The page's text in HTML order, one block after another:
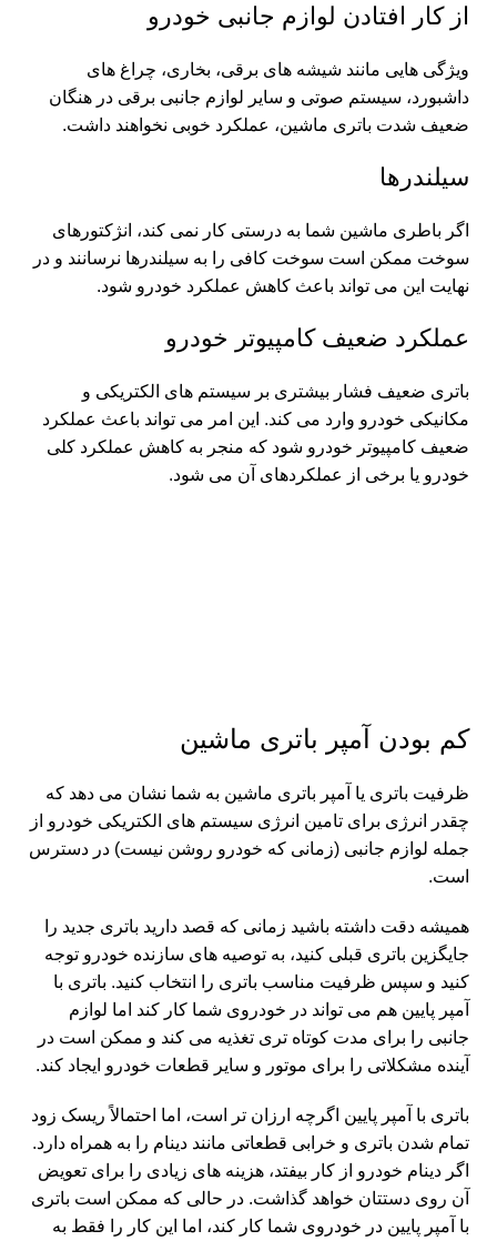
از کار افتادن لوازم جانبی خودرو
ویژگی هایی مانند شیشه های برقی، بخاری، چراغ های
داشبورد، سیستم صوتی و سایر لوازم جانبی برقی در هنگان
ضعیف شدت باتری ماشین، عملکرد خوبی نخواهند داشت.
سیلندرها
اگر باطری ماشین شما به درستی کار نمی کند، انژکتورهای
سوخت ممکن است سوخت کافی را به سیلندرها نرسانند و در
نهایت این می تواند باعث کاهش عملکرد خودرو شود.
عملکرد ضعیف کامپیوتر خودرو
باتری ضعیف فشار بیشتری بر سیستم های الکتریکی و
مکانیکی خودرو وارد می کند. این امر می تواند باعث عملکرد
ضعیف کامپیوتر خودرو شود که منجر به کاهش عملکرد کلی
خودرو یا برخی از عملکردهای آن می شود.
کم بودن آمپر باتری ماشین
ظرفیت باتری یا آمپر باتری ماشین به شما نشان می دهد که
چقدر انرژی برای تامین انرژی سیستم های الکتریکی خودرو از
جمله لوازم جانبی (زمانی که خودرو روشن نیست) در دسترس
است.
همیشه دقت داشته باشید زمانی که قصد دارید باتری جدید را
جایگزین باتری قبلی کنید، به توصیه های سازنده خودرو توجه
کنید و سپس ظرفیت مناسب باتری را انتخاب کنید. باتری با
آمپر پایین هم می تواند در خودروی شما کار کند اما لوازم
جانبی را برای مدت کوتاه تری تغذیه می کند و ممکن است در
آینده مشکلاتی را برای موتور و سایر قطعات خودرو ایجاد کند.
باتری با آمپر پایین اگرچه ارزان تر است، اما احتمالاً ریسک زود
تمام شدن باتری و خرابی قطعاتی مانند دینام را به همراه دارد.
اگر دینام خودرو از کار بیفتد، هزینه های زیادی را برای تعویض
آن روی دستتان خواهد گذاشت. در حالی که ممکن است باتری
با آمپر پایین در خودروی شما کار کند، اما این کار را فقط به